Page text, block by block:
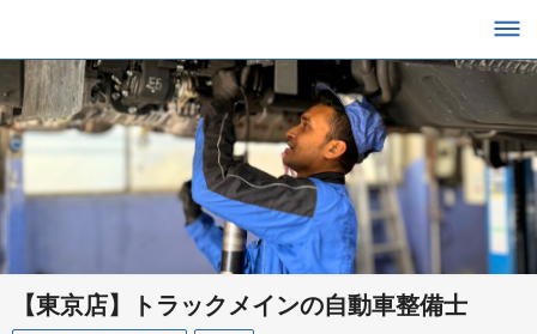
【東京店】トラックメインの自動車整備士